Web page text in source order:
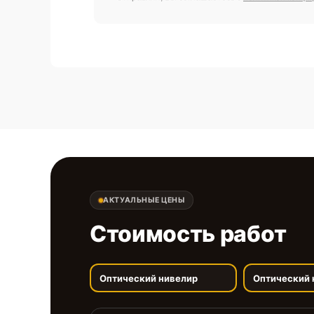
АКТУАЛЬНЫЕ ЦЕНЫ
Стоимость работ
Оптический нивелир Оптический